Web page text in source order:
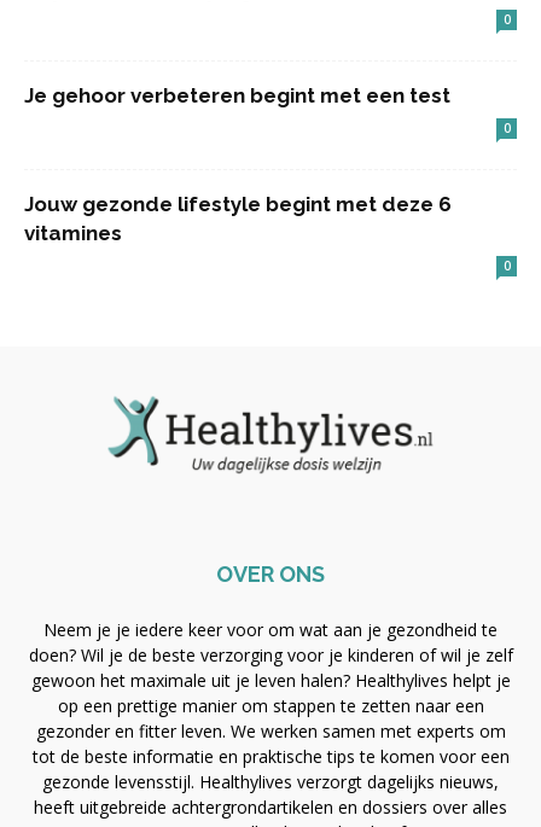
0
Je gehoor verbeteren begint met een test
0
Jouw gezonde lifestyle begint met deze 6
vitamines
0
OVER ONS
Neem je je iedere keer voor om wat aan je gezondheid te
doen? Wil je de beste verzorging voor je kinderen of wil je zelf
gewoon het maximale uit je leven halen? Healthylives helpt je
op een prettige manier om stappen te zetten naar een
gezonder en fitter leven. We werken samen met experts om
tot de beste informatie en praktische tips te komen voor een
gezonde levensstijl. Healthylives verzorgt dagelijks nieuws,
heeft uitgebreide achtergrondartikelen en dossiers over alles